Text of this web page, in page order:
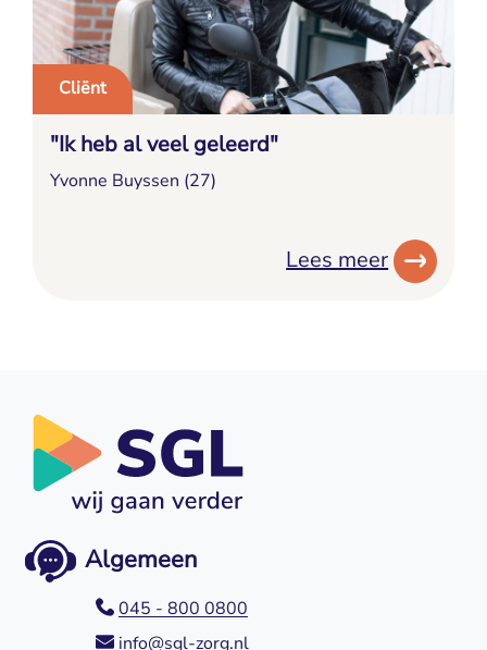
Cliënt
"Ik heb al veel geleerd"
Yvonne Buyssen (27)
Lees meer
Algemeen
045 - 800 0800
info@sgl-zorg.nl